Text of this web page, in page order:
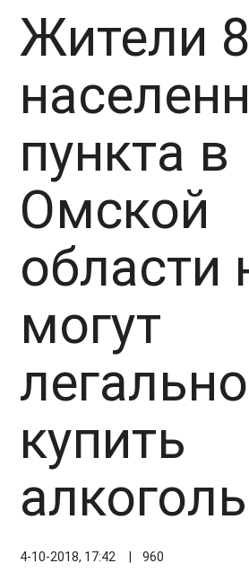
Жители
пункта в
Омской
области
могут
легально
купить
алкоголь
4-10-2018, 17:42 |960